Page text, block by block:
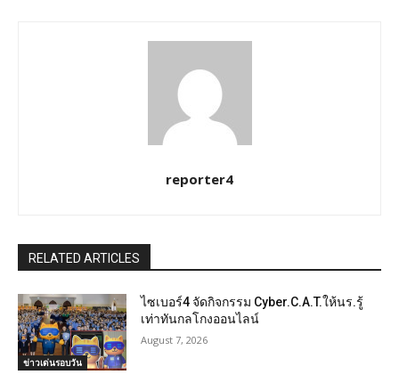
reporter4
RELATED ARTICLES
ข่าวเด่นรอบวัน
ไซเบอร์4 จัดกิจกรรม Cyber.C.A.T.ให้นร.รู้
เท่าทันกลโกงออนไลน์
August 7, 2026